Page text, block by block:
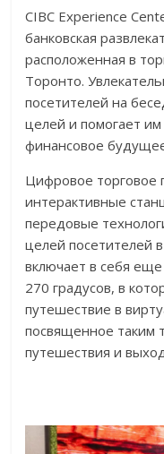
CIBC Experience
банковская
расположенная в
Торонто.
посетителей на
целей и помогает
финансовое
Цифровое торговое
интерактивные
передовые
целей посетителей
включает в себя
270 градусов, в
путешествие в
посвященное таким
путешествия и